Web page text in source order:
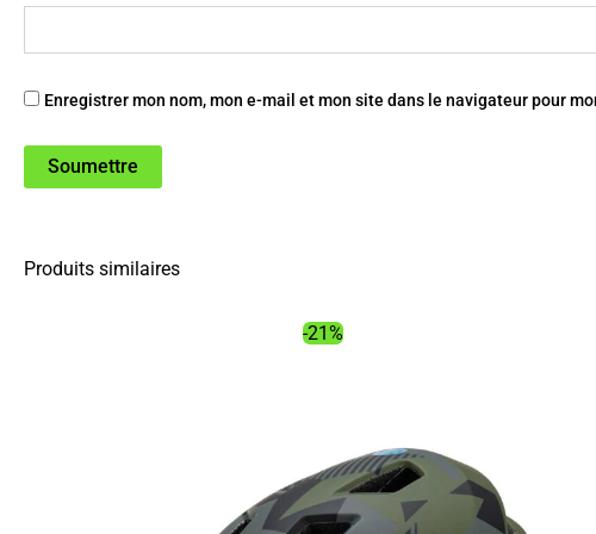
Enregistrer mon nom, mon e-mail et mon site dans le navigateur pour
Produits similaires
-21%